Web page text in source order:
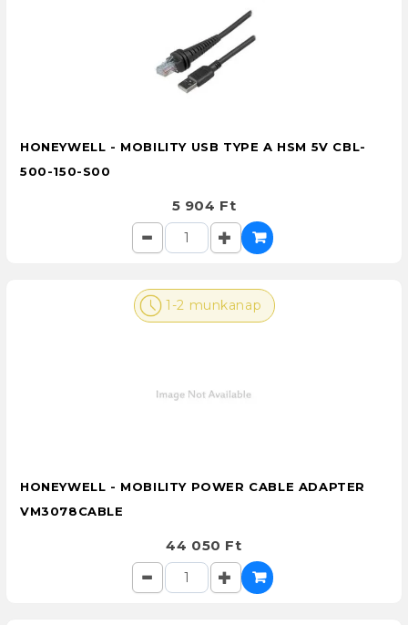
HONEYWELL - MOBILITY USB TYPE A HSM 5V CBL-
500-150-S00
5 904 Ft
1-2 munkanap
HONEYWELL - MOBILITY POWER CABLE ADAPTER
VM3078CABLE
44 050 Ft